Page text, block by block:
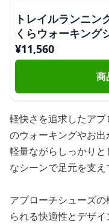
トレイルランニン
くらウォーキング
¥11,560
商
軽快さを追求したア
のウォーキングやお出
軽量ながらしっかり
なシーンで足元を支え
アプローチシューズ
られる快適性とデザイ